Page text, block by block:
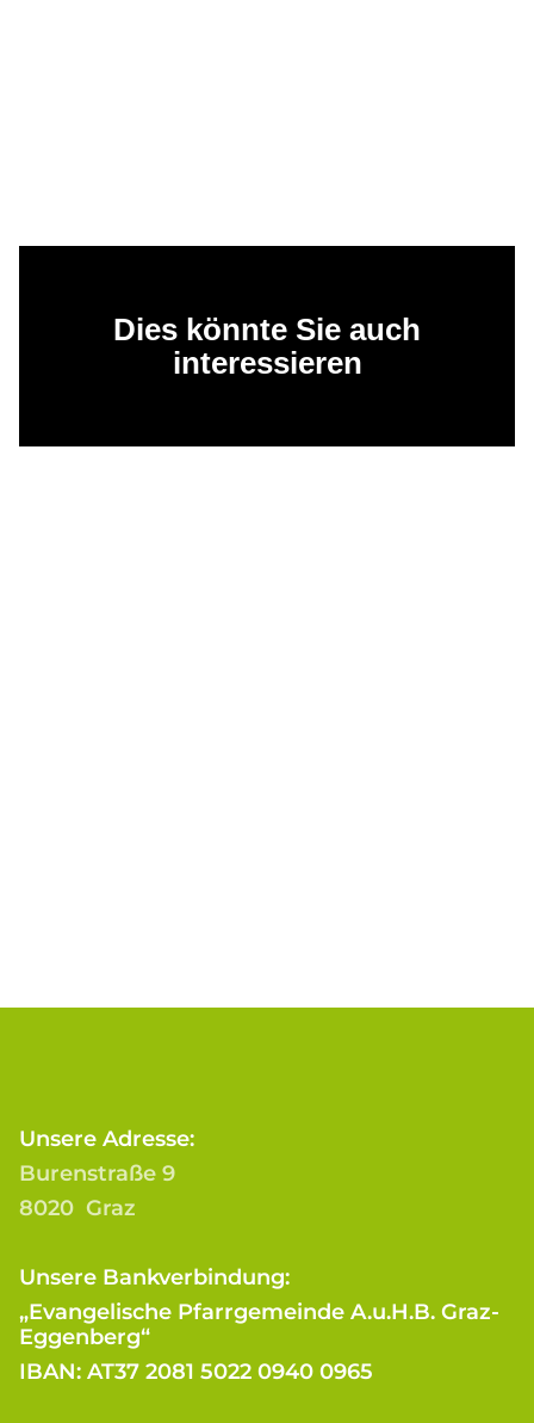
Dies könnte Sie auch
interessieren
Unsere Adresse:
Burenstraße 9
8020 Graz
Unsere Bankverbindung:
„Evangelische Pfarrgemeinde A.u.H.B. Graz-
Eggenberg“
IBAN: AT37 2081 5022 0940 0965